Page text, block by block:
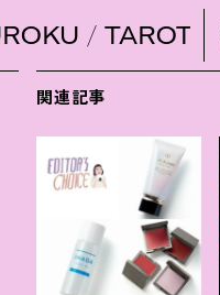
TAROT
関連記事